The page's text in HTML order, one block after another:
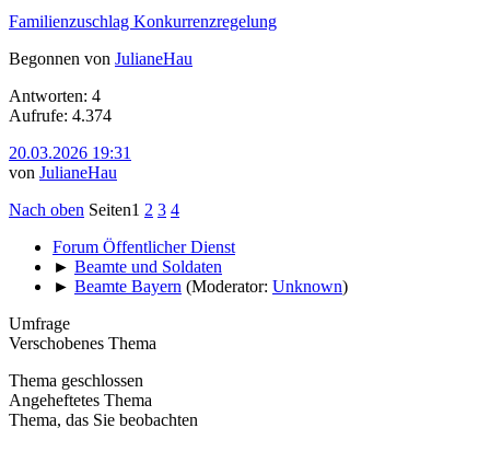
Familienzuschlag Konkurrenzregelung
Begonnen von JulianeHau
Antworten: 4
Aufrufe: 4.374
20.03.2026 19:31
von JulianeHau
Nach oben Seiten1 2 3 4
Forum Öffentlicher Dienst
► Beamte und Soldaten
► Beamte Bayern (Moderator: Unknown)
Umfrage
Verschobenes Thema
Thema geschlossen
Angeheftetes Thema
Thema, das Sie beobachten